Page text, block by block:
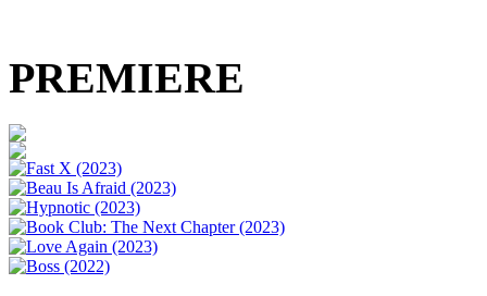
PREMIERE